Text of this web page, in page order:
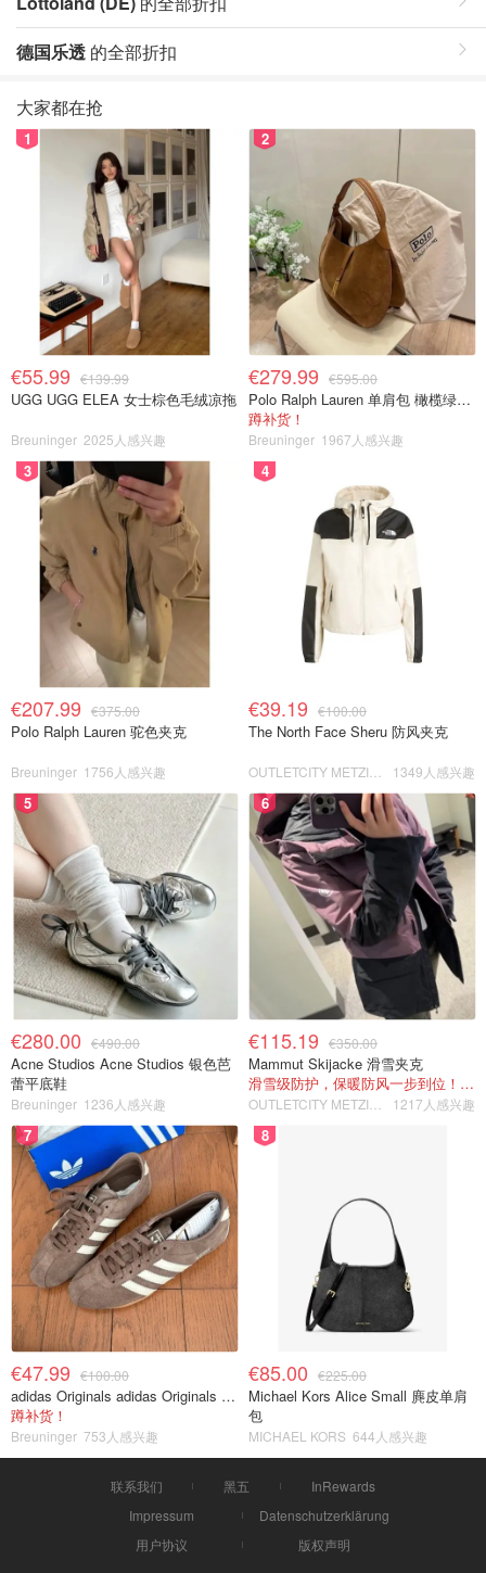
德国乐透 的全部折扣
大家都在抢
1
€55.99 €139.99
UGG UGG ELEA 女士棕色毛绒凉拖
Breuninger 2025人感兴趣
2
€279.99 €595.00
Polo Ralph Lauren 单肩包 橄榄绿金色
蹲补货！
Breuninger 1967人感兴趣
3
€207.99 €375.00
Polo Ralph Lauren 驼色夹克
Breuninger 1756人感兴趣
4
€39.19 €100.00
The North Face Sheru 防风夹克
1349人感兴趣
5
€280.00 €490.00
Acne Studios Acne Studios 银色芭
蕾平底鞋
Breuninger 1236人感兴趣
6
€115.19 €350.00
Mammut Skijacke 滑雪夹克
滑雪级防护，保暖防风一步到位！仅剩s！
1217人感兴趣
7
€47.99 €100.00
adidas Originals adidas Originals TOKYO 复古休闲鞋 深棕色
蹲补货！
Breuninger 753人感兴趣
8
€85.00 €225.00
Michael Kors Alice Small 麂皮单肩
包
MICHAEL KORS 644人感兴趣
联系我们 黑五
InRewards
Impressum
Datenschutzerklärung
用户协议
版权声明